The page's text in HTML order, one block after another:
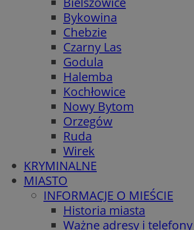
Bykowina
Chebzie
Czarny Las
Godula
Halemba
Kochłowice
Nowy Bytom
Orzegów
Ruda
Wirek
KRYMINALNE
MIASTO
INFORMACJE O MIEŚCIE
Historia miasta
Ważne adresy i telefony